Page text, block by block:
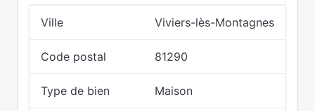
Ville Viviers-lès-Montagnes
Code postal 81290
Type de bien Maison